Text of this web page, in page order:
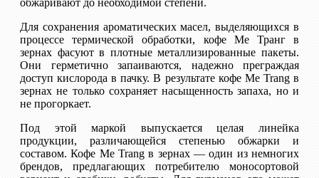
Для сохранения ароматических масел, выделяющихся в
процессе термической обработки, кофе Ме Транг в
зернах фасуют в плотные металлизированные пакеты.
Они герметично запаиваются, надежно преграждая
доступ кислорода в пачку. В результате кофе Me Trang в
зернах не только сохраняет насыщенность запаха, но и
не прогоркает.
Под этой маркой выпускается целая линейка
продукции, различающейся степенью обжарки и
составом. Кофе Me Trang в зернах — один из немногих
брендов, предлагающих потребителю моносортовой